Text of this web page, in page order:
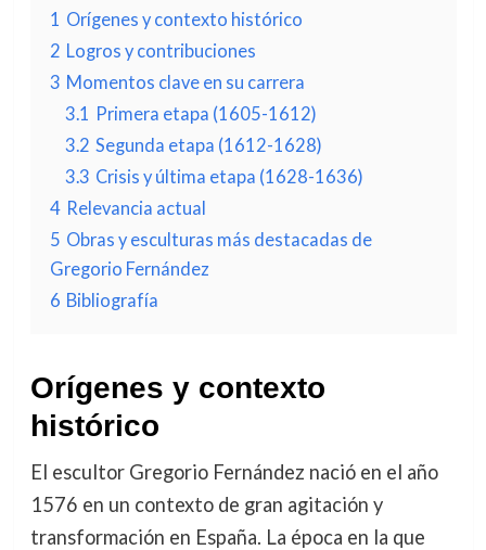
1 Orígenes y contexto histórico
2 Logros y contribuciones
3 Momentos clave en su carrera
3.1 Primera etapa (1605-1612)
3.2 Segunda etapa (1612-1628)
3.3 Crisis y última etapa (1628-1636)
4 Relevancia actual
5 Obras y esculturas más destacadas de
Gregorio Fernández
6 Bibliografía
Orígenes y contexto
histórico
El escultor Gregorio Fernández nació en el año
1576 en un contexto de gran agitación y
transformación en España. La época en la que